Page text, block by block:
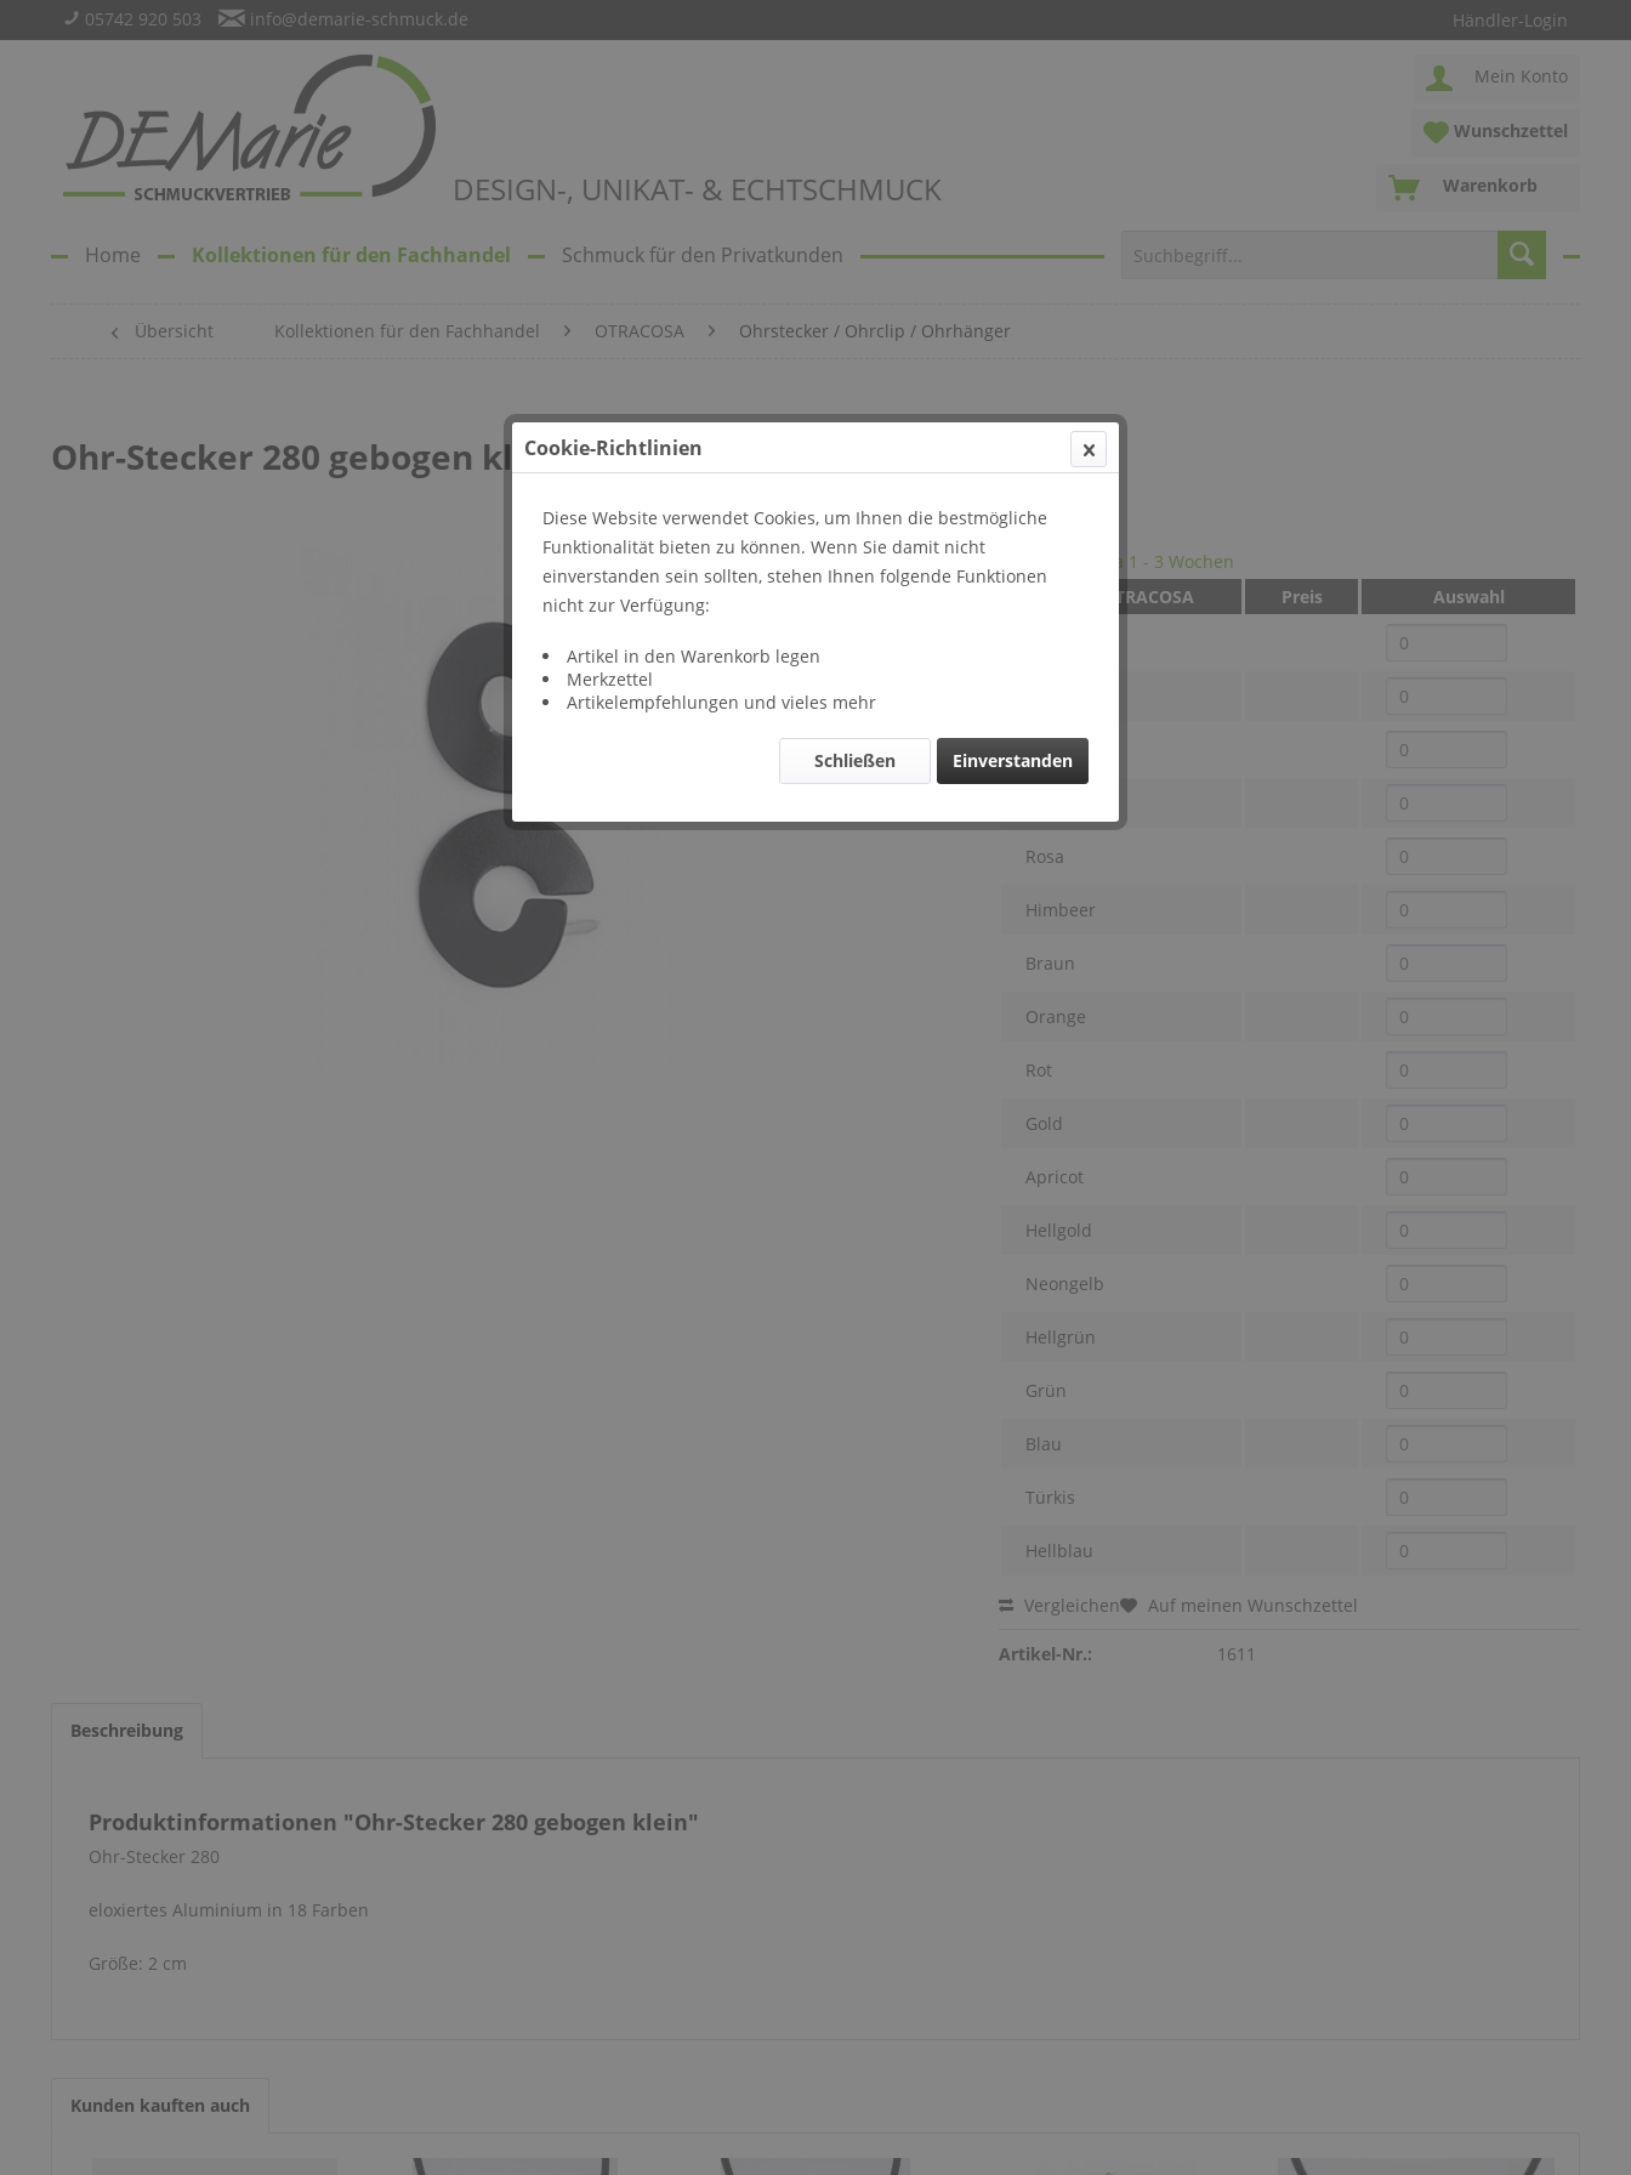
Händler-Login
05742 920 503 info@demarie-schmuck.de
DESIGN-, UNIKAT- & ECHTSCHMUCK
Mein Konto
Wunschzettel
Warenkorb
Home Kollektionen für den Fachhandel Schmuck für den Privatkunden
Übersicht Kollektionen für den Fachhandel OTRACOSA Ohrstecker / Ohrclip / Ohrhänger
Ohr-Stecker 280 gebogen klein
Lieferzeit: ca 1 - 3 Wochen
Farbe OTRACOSA
Preis
Auswahl
Silber
Rosa
Himbeer
Braun
Orange
Rot
Gold
Apricot
Hellgold
Neongelb
Hellgrün
Grün
Blau
Türkis
Hellblau
Vergleichen Auf meinen Wunschzettel
Artikel-Nr.: 1611
Beschreibung
Produktinformationen "Ohr-Stecker 280 gebogen klein"
Ohr-Stecker 280
eloxiertes Aluminium in 18 Farben
Größe: 2 cm
Kunden kauften auch
Cookie-Richtlinien
Diese Website verwendet Cookies, um Ihnen die bestmögliche
Funktionalität bieten zu können. Wenn Sie damit nicht
einverstanden sein sollten, stehen Ihnen folgende Funktionen
nicht zur Verfügung:
Artikel in den Warenkorb legen
Merkzettel
Artikelempfehlungen und vieles mehr
Einverstanden
Schließen